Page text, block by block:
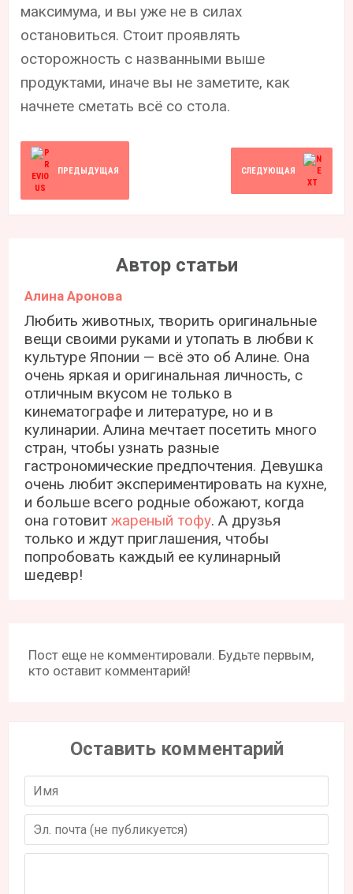
максимума, и вы уже не в силах
остановиться. Стоит проявлять
осторожность с названными выше
продуктами, иначе вы не заметите, как
начнете сметать всё со стола.
ПРЕДЫДУЩАЯ СЛЕДУЮЩАЯ
Автор статьи
Алина Аронова
Любить животных, творить оригинальные
вещи своими руками и утопать в любви к
культуре Японии — всё это об Алине. Она
очень яркая и оригинальная личность, с
отличным вкусом не только в
кинематографе и литературе, но и в
кулинарии. Алина мечтает посетить много
стран, чтобы узнать разные
гастрономические предпочтения. Девушка
очень любит экспериментировать на кухне,
и больше всего родные обожают, когда
она готовитжареный тофу. А друзья
только и ждут приглашения, чтобы
попробовать каждый ее кулинарный
шедевр!
Пост еще не комментировали. Будьте первым,
кто оставит комментарий!
Оставить комментарий